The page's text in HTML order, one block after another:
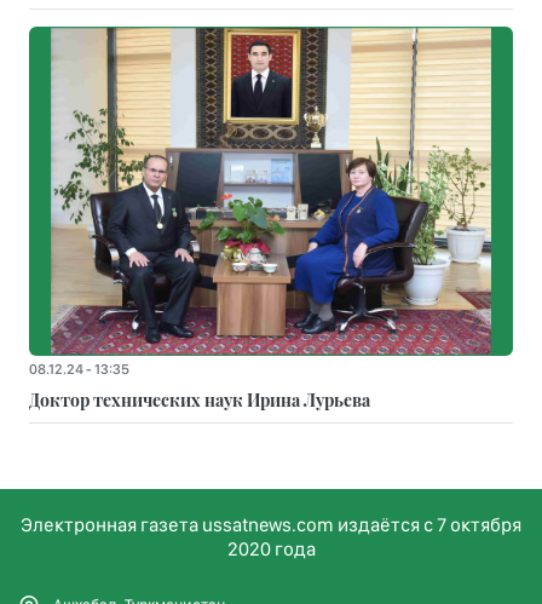
08.12.24 - 13:35
Доктор технических наук Ирина Лурьева
Электронная газета ussatnews.com издаётся с 7 октября
2020 года